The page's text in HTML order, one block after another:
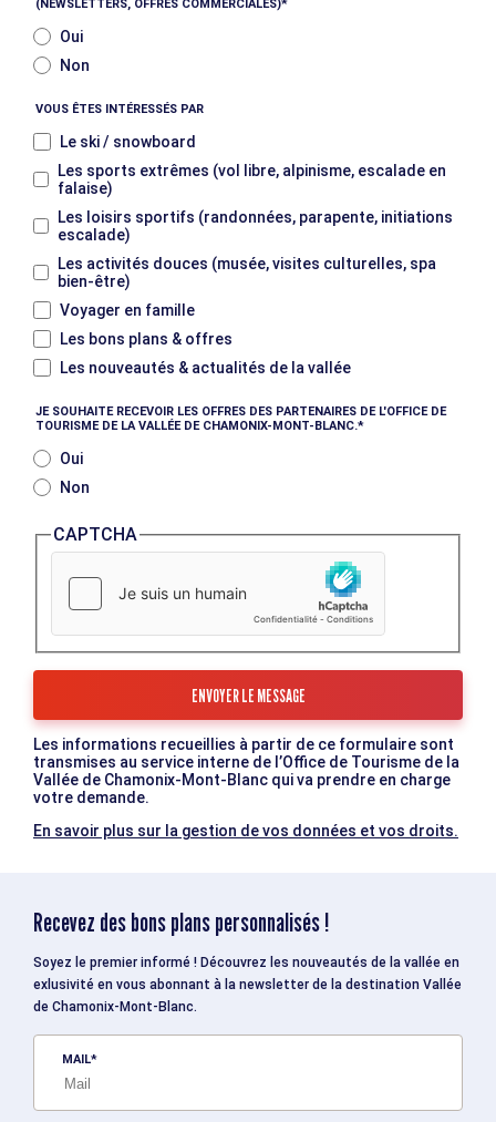
(NEWSLETTERS, OFFRES COMMERCIALES)
Oui
Non
VOUS ÊTES INTÉRESSÉS PAR
Le ski / snowboard
Les sports extrêmes (vol libre, alpinisme, escalade en
falaise)
Les loisirs sportifs (randonnées, parapente, initiations
escalade)
Les activités douces (musée, visites culturelles, spa
bien-être)
Voyager en famille
Les bons plans & offres
Les nouveautés & actualités de la vallée
JE SOUHAITE RECEVOIR LES OFFRES DES PARTENAIRES DE L'OFFICE DE
TOURISME DE LA VALLÉE DE CHAMONIX-MONT-BLANC.
Oui
Non
CAPTCHA
Les informations recueillies à partir de ce formulaire sont
transmises au service interne de l’Office de Tourisme de la
Vallée de Chamonix-Mont-Blanc qui va prendre en charge
votre demande.
En savoir plus sur la gestion de vos données et vos droits.
Recevez des bons plans personnalisés !
Soyez le premier informé ! Découvrez les nouveautés de la vallée en
exlusivité en vous abonnant à la newsletter de la destination Vallée
de Chamonix-Mont-Blanc.
MAIL